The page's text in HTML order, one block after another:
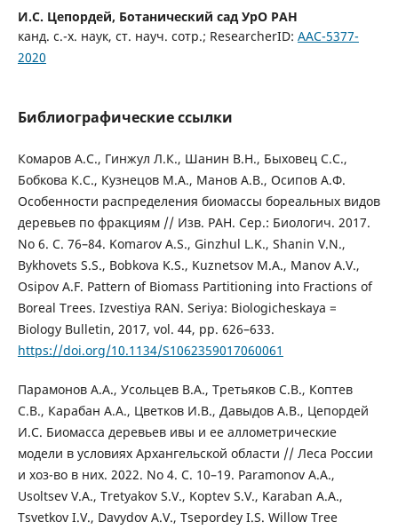
И.С. Цепордей, Ботанический сад УрО РАН
канд. с.-х. наук, ст. науч. сотр.; ResearcherID: AAC-5377-
2020
Библиографические ссылки
Комаров А.С., Гинжул Л.К., Шанин В.Н., Быховец С.С.,
Бобкова К.С., Кузнецов М.А., Манов А.В., Осипов А.Ф.
Особенности распределения биомассы бореальных видов
деревьев по фракциям // Изв. РАН. Сер.: Биологич. 2017.
No 6. С. 76–84. Komarov A.S., Ginzhul L.K., Shanin V.N.,
Bykhovets S.S., Bobkova K.S., Kuznetsov M.A., Manov A.V.,
Osipov A.F. Pattern of Biomass Partitioning into Fractions of
Boreal Trees. Izvestiya RAN. Seriya: Biologicheskaya =
Biology Bulletin, 2017, vol. 44, pp. 626–633.
https://doi.org/10.1134/S1062359017060061
Парамонов А.А., Усольцев В.А., Третьяков С.В., Коптев
С.В., Карабан А.А., Цветков И.В., Давыдов А.В., Цепордей
И.С. Биомасса деревьев ивы и ее аллометрические
модели в условиях Архангельской области // Леса России
и хоз-во в них. 2022. No 4. С. 10–19. Paramonov А.А.,
Usoltsev V.А., Tretyakov S.V., Koptev S.V., Karaban A.A.,
Tsvetkov I.V., Davydov A.V., Tsepordey I.S. Willow Tree